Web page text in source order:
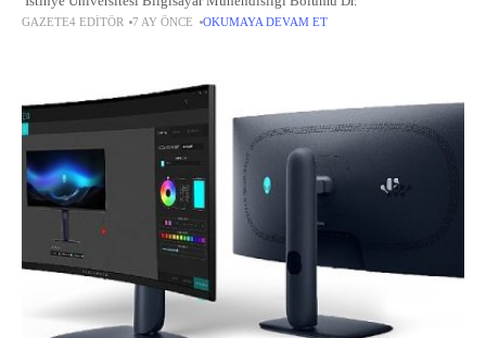
GAZETE4 EDITÖR 7 AY ÖNCE OKUMAYA DEVAM ET